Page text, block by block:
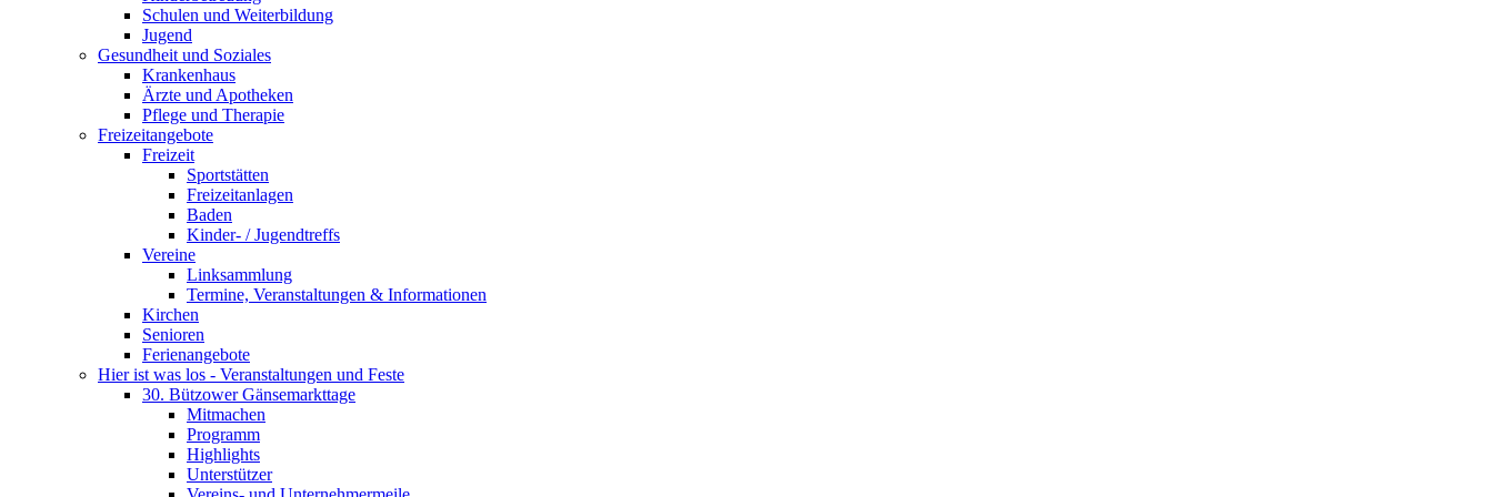
Schulen und Weiterbildung
Jugend
Gesundheit und Soziales
Krankenhaus
Ärzte und Apotheken
Pflege und Therapie
Freizeitangebote
Freizeit
Sportstätten
Freizeitanlagen
Baden
Kinder- / Jugendtreffs
Vereine
Linksammlung
Termine, Veranstaltungen & Informationen
Kirchen
Senioren
Ferienangebote
Hier ist was los - Veranstaltungen und Feste
30. Bützower Gänsemarkttage
Mitmachen
Programm
Highlights
Unterstützer